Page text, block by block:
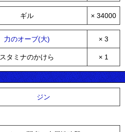
ギル × 34000
力のオーブ(大) × 3
スタミナのかけら × 1
ジン